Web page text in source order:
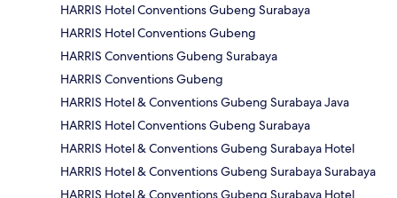
HARRIS Hotel Conventions Gubeng Surabaya
HARRIS Hotel Conventions Gubeng
HARRIS Conventions Gubeng Surabaya
HARRIS Conventions Gubeng
HARRIS Hotel & Conventions Gubeng Surabaya Java
HARRIS Hotel Conventions Gubeng Surabaya
HARRIS Hotel & Conventions Gubeng Surabaya Hotel
HARRIS Hotel & Conventions Gubeng Surabaya Surabaya
HARRIS Hotel & Conventions Gubeng Surabaya Hotel